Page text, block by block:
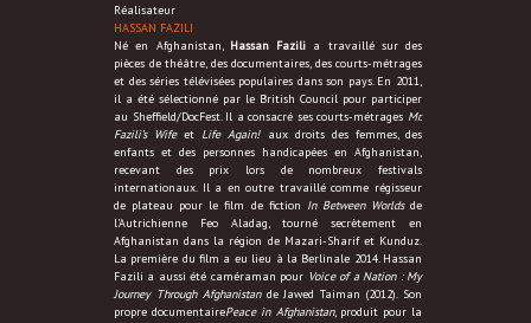
Réalisateur
HASSAN FAZILI
Né en Afghanistan, Hassan Fazili a travaillé sur des
pièces de théâtre, des documentaires, des courts-métrages
et des séries télévisées populaires dans son pays. En 2011,
il a été sélectionné par le British Council pour participer
au Sheffield/DocFest. Il a consacré ses courts-métrages Mr.
Fazili’s Wifeet Life Again!aux droits des femmes, des
enfants et des personnes handicapées en Afghanistan,
recevant des prix lors de nombreux festivals
internationaux. Il a en outre travaillé comme régisseur
de plateau pour le film de fiction In Between Worldsde
l’Autrichienne Feo Aladag, tourné secrètement en
Afghanistan dans la région de Mazari-Sharif et Kunduz.
La première du film a eu lieu à la Berlinale 2014. Hassan
Fazili a aussi été caméraman pour Voice of a Nation : My
Journey Through Afghanistande Jawed Taiman (2012). Son
propre documentairePeace in Afghanistan, produit pour la